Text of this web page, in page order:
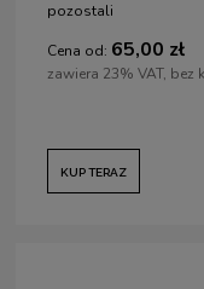
pozostali
Cena od: 65,00 zł
zawiera 23% VAT,
KUP TERAZ